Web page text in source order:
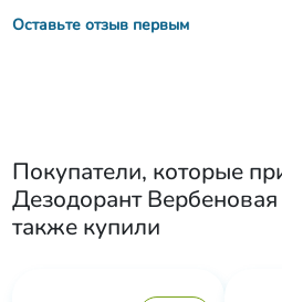
Оставьте отзыв первым
Покупатели, которые
Дезодорант
также купили